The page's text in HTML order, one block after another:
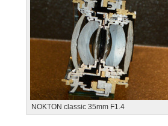
NOKTON classic 35mm F1.4